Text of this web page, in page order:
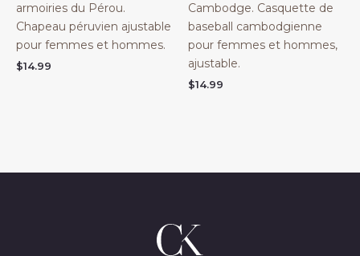
armoiries du Pérou.
Chapeau péruvien ajustable
pour femmes et hommes.
$14.99
Cambodge. Casquette de
baseball cambodgienne
pour femmes et hommes,
ajustable.
$14.99